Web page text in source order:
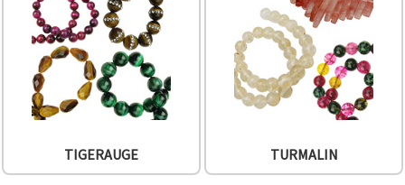
TIGERAUGE TURMALIN